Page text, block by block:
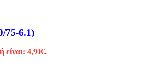
75-6.1)
είναι: 4,90€.